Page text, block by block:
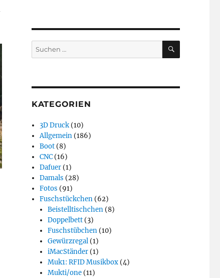
Suchen
nach:
SUCHEN
KATEGORIEN
3D Druck (10)
Allgemein (186)
Boot (8)
CNC (16)
Dafuer (1)
Damals (28)
Fotos (91)
Fuschstückchen (62)
Beistelltischchen (8)
Doppelbett (3)
Fuschstübchen (10)
Gewürzregal (1)
iMacStänder (1)
Muk1: RFID Musikbox (4)
Mukti/one (11)